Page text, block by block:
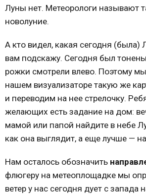
Луны нет. Метеорологи называют
новолуние.
А кто видел, какая сегодня (была)
вам подскажу. Сегодня был
рожки смотрели влево. Поэтому
нашем визуализаторе такую же
и переводим на нее стрелочку.
желающих есть задание на дом:
мамой или папой найдите в небе
как она выглядит, а еще лучше —
Нам осталось обозначить
флюгеру на метеоплощадке мы
ветер у нас сегодня дует с запада